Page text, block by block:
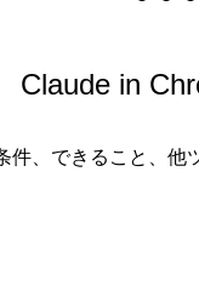
Claude in
件、できること、他